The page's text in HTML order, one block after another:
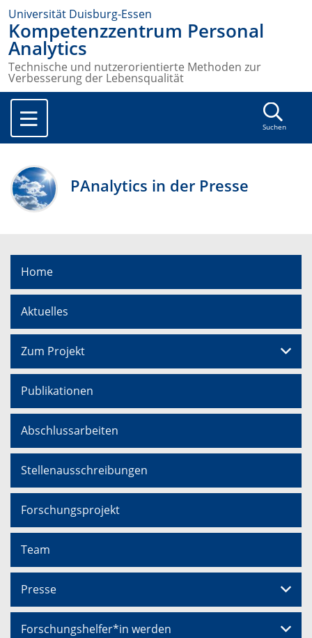
Universität Duisburg-Essen
Kompetenzzentrum Personal
Analytics
Technische und nutzerorientierte Methoden zur
Verbesserung der Lebensqualität
Suchen
PAnalytics in der Presse
Home
Aktuelles
Zum Projekt
Publikationen
Abschlussarbeiten
Stellenausschreibungen
Forschungsprojekt
Team
Presse
Forschungshelfer*in werden